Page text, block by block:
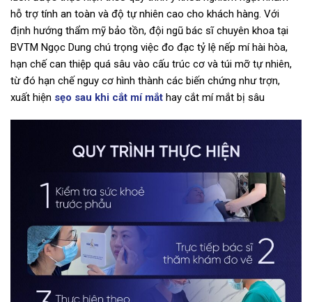
hỗ trợ tính an toàn và độ tự nhiên cao cho khách hàng. Với
định hướng thẩm mỹ bảo tồn, đội ngũ bác sĩ chuyên khoa tại
BVTM Ngọc Dung chú trọng việc đo đạc tỷ lệ nếp mí hài hòa,
hạn chế can thiệp quá sâu vào cấu trúc cơ và túi mỡ tự nhiên,
từ đó hạn chế nguy cơ hình thành các biến chứng như trợn,
xuất hiện sẹo sau khi cắt mí mắt hay cắt mí mắt bị sâu